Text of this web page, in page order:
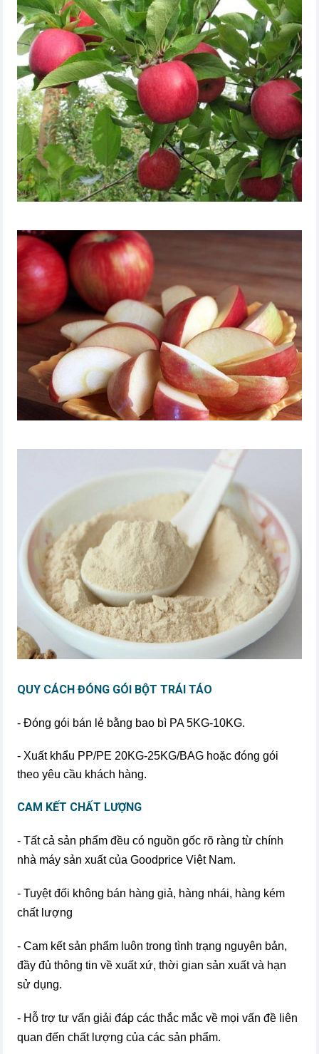
QUY CÁCH ĐÓNG GÓI BỘT TRÁI TÁO
- Đóng gói bán lẻ bằng bao bì PA 5KG-10KG.
- Xuất khẩu PP/PE 20KG-25KG/BAG hoặc đóng gói
theo yêu cầu khách hàng.
CAM KẾT CHẤT LƯỢNG
- Tất cả sản phẩm đều có nguồn gốc rõ ràng từ chính
nhà máy sản xuất của Goodprice Việt Nam.
- Tuyệt đối không bán hàng giả, hàng nhái, hàng kém
chất lượng
- Cam kết sản phẩm luôn trong tình trạng nguyên bản,
đầy đủ thông tin về xuất xứ, thời gian sản xuất và hạn
sử dụng.
- Hỗ trợ tư vấn giải đáp các thắc mắc về mọi vấn đề liên
quan đến chất lượng của các sản phẩm.